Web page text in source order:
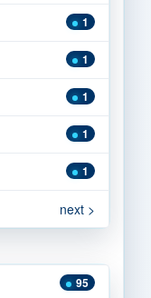
1
1
1
1
1
next >
95